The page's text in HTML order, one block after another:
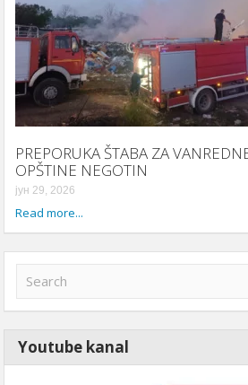
PREPORUKA ŠTABA ZA
OPŠTINE NEGOTIN
јун 29, 2026
Read more...
Youtube kanal